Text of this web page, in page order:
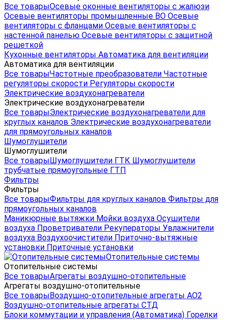
Все товарыОсевые оконные вентиляторы с жалюзи
Осевые вентиляторы промышленные ВО Осевые
вентиляторы с фланцами Осевые вентиляторы с
настенной панелью Осевые вентиляторы с защитной
решеткой
Кухонные вентиляторы Автоматика для вентиляции
Автоматика для вентиляции
Все товарыЧастотные преобразователи Частотные
регуляторы скорости Регуляторы скорости
Электрические воздухонагреватели
Электрические воздухонагреватели
Все товарыЭлектрические воздухонагреватели для
круглых каналов Электрические воздухонагреватели
для прямоугольных каналов
Шумоглушители
Шумоглушители
Все товарыШумоглушители ГТК Шумоглушители
трубчатые прямоугольные ГТП
Фильтры
Фильтры
Все товарыФильтры для круглых каналов Фильтры для
прямоугольных каналов
Маникюрные вытяжки Мойки воздуха Осушители
воздуха Проветриватели Рекуператоры Увлажнители
воздуха Воздухоочистители Приточно-вытяжные
установки Приточные установки
Отопительные системы
Отопительные системы
Все товарыАгрегаты воздушно-отопительные
Агрегаты воздушно-отопительные
Все товарыВоздушно-отопительные агрегаты АО2
Воздушно-отопительные агрегаты СТД
Блоки коммутации и управления (Автоматика) Горелки